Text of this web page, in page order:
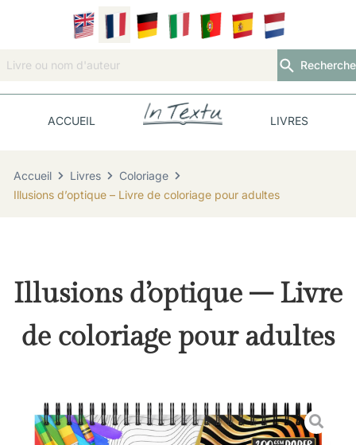
Recherche
ACCUEIL LIVRES
Accueil Livres
Coloriage
Illusions d’optique – Livre de coloriage pour adultes
Illusions d’optique – Livre
de coloriage pour adultes